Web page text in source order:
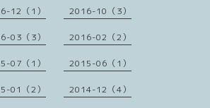
12（1） 2016-10（3）
03（3） 2016-02（2）
07（1） 2015-06（1）
01（2） 2014-12（4）